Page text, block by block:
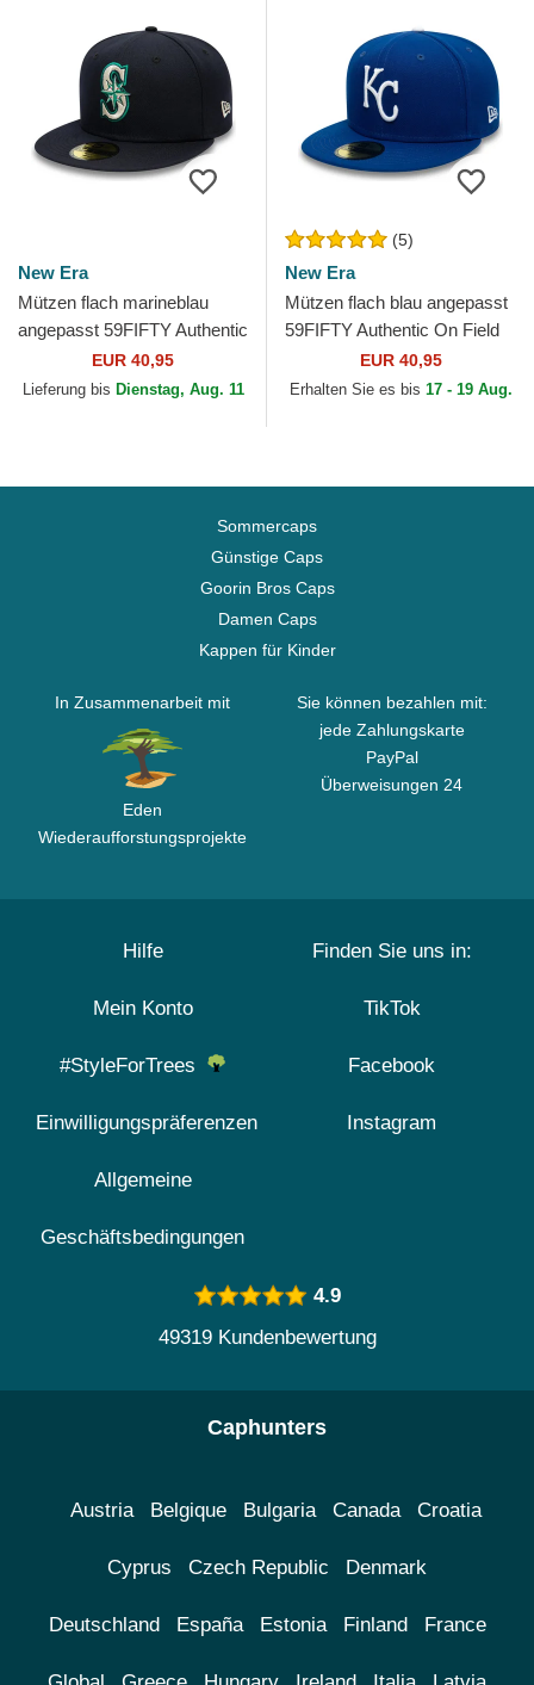
New Era
Mützen flach marineblau
angepasst 59FIFTY Authentic
On Field der Seattle Mariners
MLB von New Era
EUR 40,95
Lieferung bis Dienstag, Aug. 11
(5)
New Era
Mützen flach blau angepasst
59FIFTY Authentic On Field
der Kansas City Royals MLB
von New Era
EUR 40,95
Erhalten Sie es bis 17 - 19 Aug.
Sommercaps
Günstige Caps
Goorin Bros Caps
Damen Caps
Kappen für Kinder
In Zusammenarbeit mit
Eden
Wiederaufforstungsprojekte
Sie können bezahlen mit:
jede Zahlungskarte
PayPal
Überweisungen 24
Hilfe
Mein Konto
#StyleForTrees
Einwilligungspräferenzen
Allgemeine
Geschäftsbedingungen
Finden Sie uns in:
TikTok
Facebook
Instagram
4.9
49319 Kundenbewertung
Caphunters
Austria Belgique Bulgaria Canada Croatia
Cyprus Czech Republic Denmark
Deutschland España Estonia Finland France